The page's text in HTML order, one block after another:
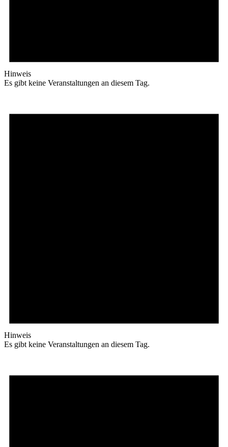
Hinweis
Es gibt keine Veranstaltungen an diesem Tag.
Hinweis
Es gibt keine Veranstaltungen an diesem Tag.